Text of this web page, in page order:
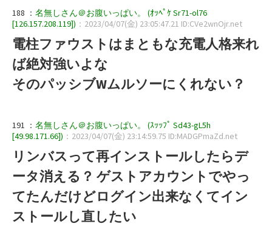
188 ： 名無しさん＠お腹いっぱい。 (ｵｯﾍﾟｹ Sr71-ol76
[126.157.208.119]) ：2023/04/07(金) 23:05:47.21 ID:CVe2wnOjr.net
電柱ファウストはまともな充電人格来れ
ば絶対強いよな
そのパッシブWムルソーにくれない？
191 ： 名無しさん＠お腹いっぱい。 (ｽｯｯﾌﾟ Sd43-gL5h
[49.98.171.66]) ：2023/04/07(金) 23:14:59.75 ID:MADGPmaZd.net
リンバスって再インストールしたらデ
ータ消える？ ゲストアカウントでやっ
てたんだけどログイン出来なくてイン
ストールし直したい